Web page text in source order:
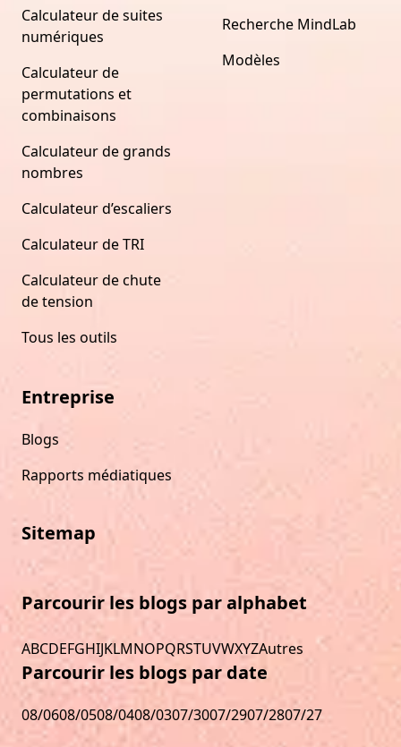
Calculateur de suites
numériques
Calculateur de
permutations et
combinaisons
Calculateur de grands
nombres
Calculateur d’escaliers
Calculateur de TRI
Calculateur de chute
de tension
Tous les outils
Recherche MindLab
Modèles
Entreprise
Blogs
Rapports médiatiques
Sitemap
Parcourir les blogs par alphabet
ABCDEFGHIJKLMNOPQRSTUVWXYZAutres
Parcourir les blogs par date
08/0608/0508/0408/0307/3007/2907/2807/27